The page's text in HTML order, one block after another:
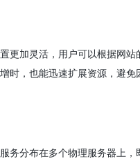
更加灵活，用户可以根据网
时，也能迅速扩展资源，避
务分布在多个物理服务器上，